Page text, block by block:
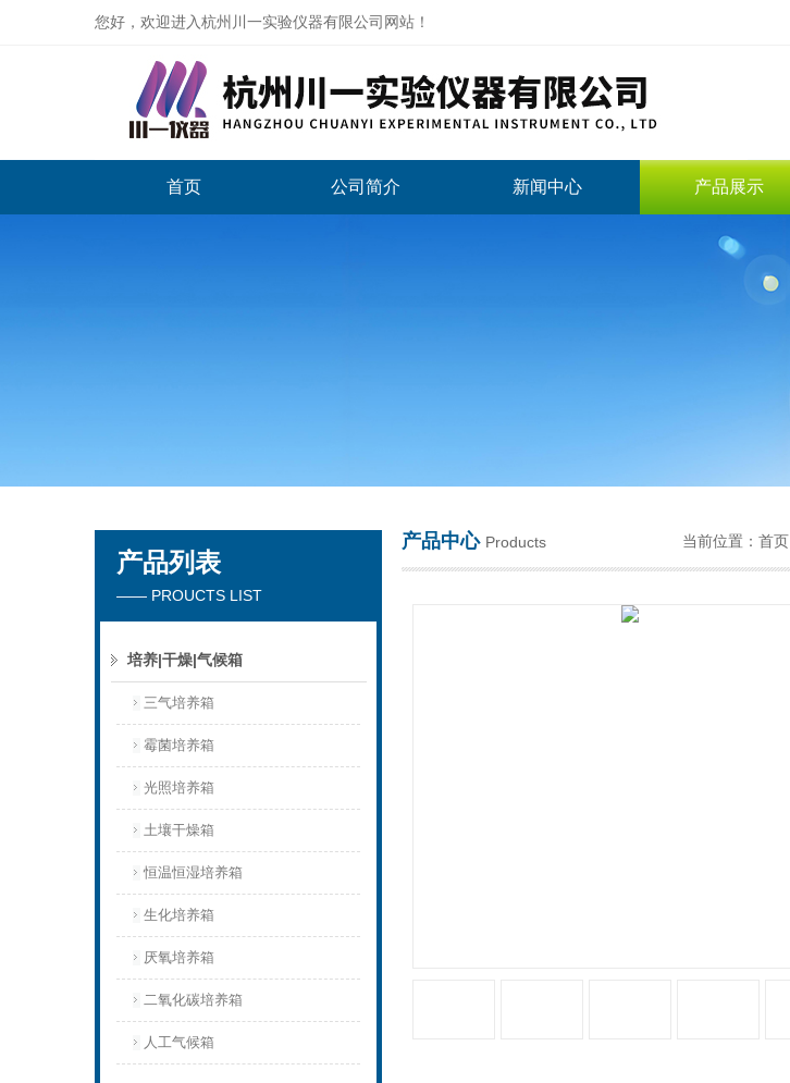
您好，欢迎进入杭州川一实验仪器有限公司网站！
杭州川一实验仪器有限公司
首页 公司简介 新闻中心 产品展示
产品列表
—— PROUCTS LIST
培养|干燥|气候箱
三气培养箱
霉菌培养箱
光照培养箱
土壤干燥箱
恒温恒湿培养箱
生化培养箱
厌氧培养箱
二氧化碳培养箱
人工气候箱
产品中心 Products 当前位置： 首页